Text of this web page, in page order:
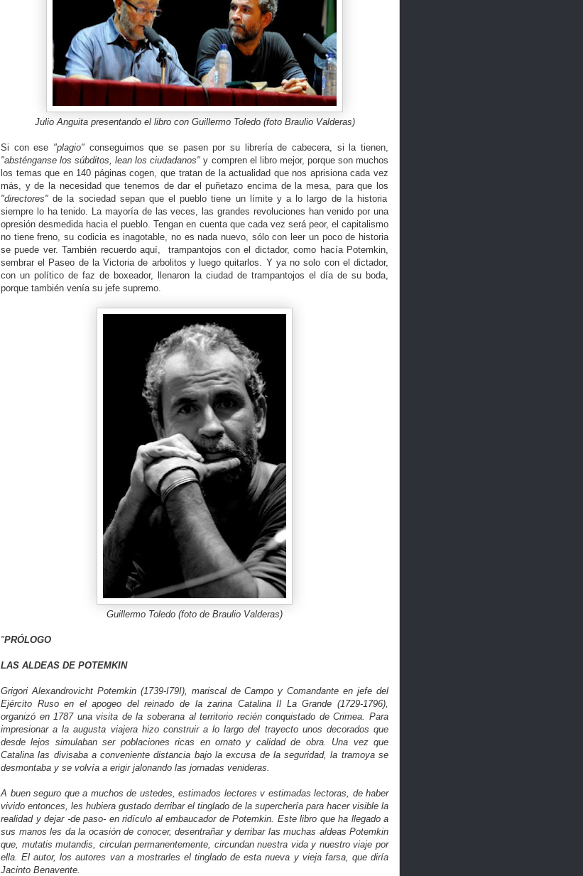
Julio Anguita presentando el libro con Guillermo Toledo (foto Braulio Valderas)
Si con ese "plagio" conseguimos que se pasen por su librería de cabecera, si la tienen,
"absténganse los súbditos, lean los ciudadanos"y compren el libro mejor, porque son muchos
los temas que en 140 páginas cogen, que tratan de la actualidad que nos aprisiona cada vez
más, y de la necesidad que tenemos de dar el puñetazo encima de la mesa, para que los
"directores"de la sociedad sepan que el pueblo tiene un límite y a lo largo de la historia
siempre lo ha tenido. La mayoría de las veces, las grandes revoluciones han venido por una
opresión desmedida hacia el pueblo. Tengan en cuenta que cada vez será peor, el capitalismo
no tiene freno, su codicia es inagotable, no es nada nuevo, sólo con leer un poco de historia
se puede ver. También recuerdo aquí, trampantojos con el dictador, como hacía Potemkin,
sembrar el Paseo de la Victoria de arbolitos y luego quitarlos. Y ya no solo con el dictador,
con un político de faz de boxeador, llenaron la ciudad de trampantojos el día de su boda,
porque también venía su jefe supremo.
Guillermo Toledo (foto de Braulio Valderas)
"PRÓLOGO
LAS ALDEAS DE POTEMKIN
Grigori Alexandrovicht Potemkin (1739-I79I), mariscal de Campo y Comandante en jefe del
Ejército Ruso en el apogeo del reinado de la zarina Catalina Il La Grande (1729-1796),
organizó en 1787 una visita de la soberana al territorio recién conquistado de Crimea. Para
impresionar a la augusta viajera hizo construir a lo largo del trayecto unos decorados que
desde lejos simulaban ser poblaciones ricas en ornato y calidad de obra. Una vez que
Catalina las divisaba a conveniente distancia bajo la excusa de la seguridad, la tramoya se
desmontaba y se volvía a erigir jalonando las jornadas venideras.
A buen seguro que a muchos de ustedes, estimados lectores v estimadas lectoras, de haber
vivido entonces, les hubiera gustado derribar el tinglado de la superchería para hacer visible la
realidad y dejar -de paso- en ridículo al embaucador de Potemkin. Este libro que ha llegado a
sus manos les da la ocasión de conocer, desentrañar y derribar las muchas aldeas Potemkin
que, mutatis mutandis, circulan permanentemente, circundan nuestra vida y nuestro viaje por
ella. El autor, los autores van a mostrarles el tinglado de esta nueva y vieja farsa, que diría
Jacinto Benavente.